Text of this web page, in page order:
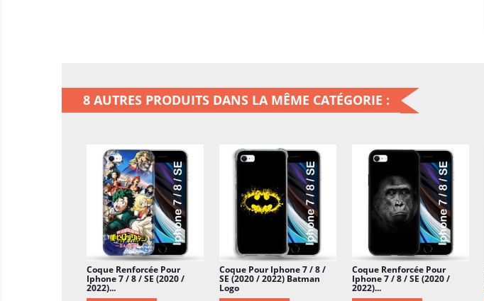
8 AUTRES PRODUITS DANS LA MÊME CATÉGORIE :
Coque Renforcée Pour
Iphone 7 / 8 / SE (2020 /
2022)...
Coque Pour Iphone 7 / 8 /
SE (2020 / 2022) Batman
Logo
Coque Renforcée Pour
Iphone 7 / 8 / SE (2020 /
2022)...